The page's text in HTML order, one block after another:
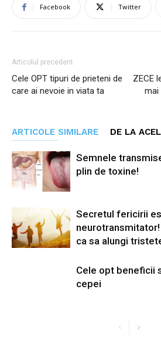
Facebook Twitter
Articolul precedent
Cele OPT tipuri de prieteni de
care ai nevoie in viata ta
ZECE
mai
ARTICOLE SIMILARE DE LA
Semnele
plin de toxine!
Secretul fericirii
ca sa alungi
Cele opt beneficii
cepei